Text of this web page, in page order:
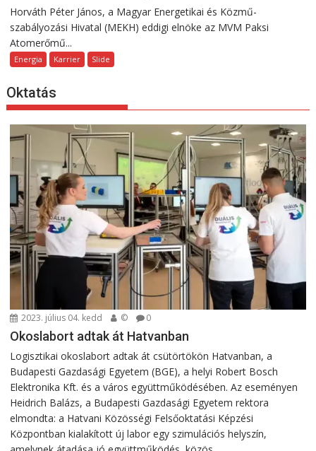
Horváth Péter János, a Magyar Energetikai és Közmű-
szabályozási Hivatal (MEKH) eddigi elnöke az MVM Paksi
Atomerőmű...
Energia Karrier Slide
Oktatás
2023. július 04. kedd © 0
Okoslabort adtak át Hatvanban
Logisztikai okoslabort adtak át csütörtökön Hatvanban, a
Budapesti Gazdasági Egyetem (BGE), a helyi Robert Bosch
Elektronika Kft. és a város együttműködésében. Az eseményen
Heidrich Balázs, a Budapesti Gazdasági Egyetem rektora
elmondta: a Hatvani Közösségi Felsőoktatási Képzési
Központban kialakított új labor egy szimulációs helyszín,